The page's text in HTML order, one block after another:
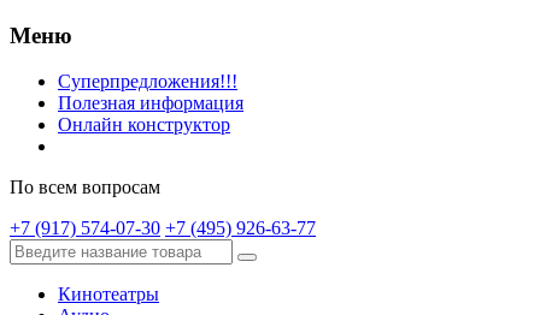
Меню
Суперпредложения!!!
Полезная информация
Онлайн конструктор
По всем вопросам
+7 (917) 574-07-30 +7 (495) 926-63-77
Кинотеатры